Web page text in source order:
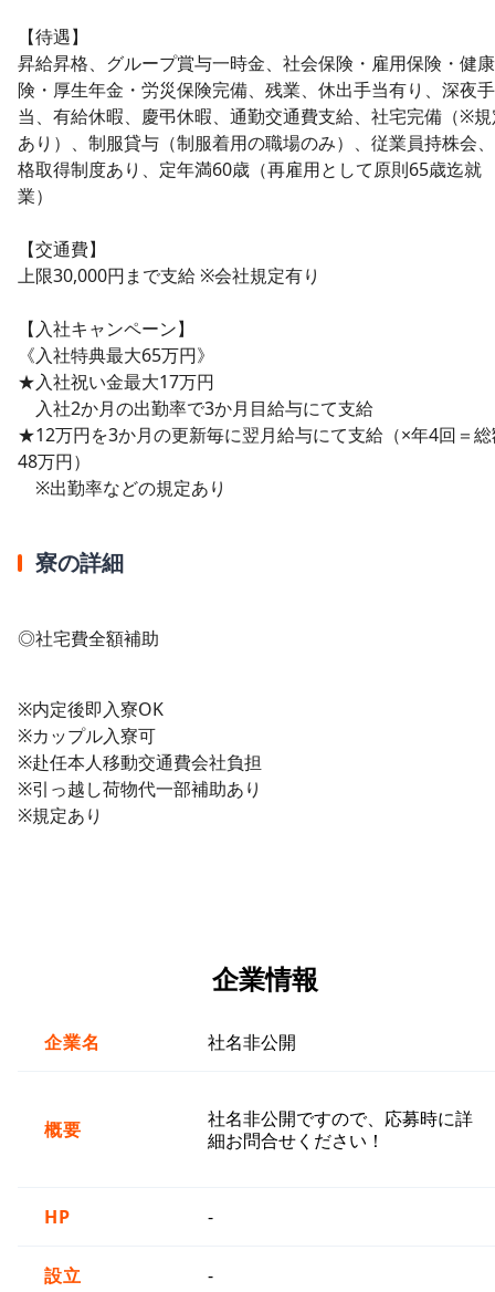
【待遇】
昇給昇格、グループ賞与一時金、社会保険・雇用保険・健
険・厚生年金・労災保険完備、残業、休出手当有り、深夜手
当、有給休暇、慶弔休暇、通勤交通費支給、社宅完備（※
あり）、制服貸与（制服着用の職場のみ）、従業員持株会
格取得制度あり、定年満60歳（再雇用として原則65歳迄就
業）
【交通費】
上限30,000円まで支給 ※会社規定有り
【入社キャンペーン】
《入社特典最大65万円》
★入社祝い金最大17万円
入社2か月の出勤率で3か月目給与にて支給
★12万円を3か月の更新毎に翌月給与にて支給（×年4回＝
48万円）
※出勤率などの規定あり
寮の詳細
◎社宅費全額補助
※内定後即入寮OK
※カップル入寮可
※赴任本人移動交通費会社負担
※引っ越し荷物代一部補助あり
※規定あり
企業情報
企業名 社名非公開
概要
社名非公開ですので、応募時に詳
細お問合せください！
HP -
設立 -